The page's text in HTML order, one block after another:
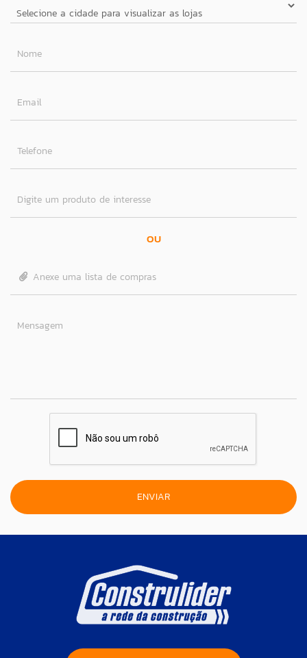
Nome
Email
Telefone
Digite um produto de interesse
OU
Anexe uma lista de compras
Mensagem